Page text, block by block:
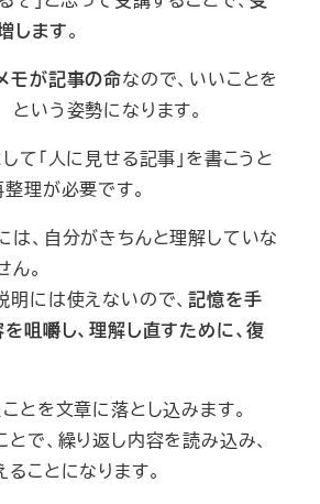
します。
モが記事の命なので、いいことを
いう姿勢になります。
て「人に見せる記事」を書こうと
理が必要です。
は、自分がきちんと理解していな
。
明には使えないので、記憶を手
咀嚼し、理解し直すために、復
とを文章に落とし込みます。
で、繰り返し内容を読み込み、
ことになります。